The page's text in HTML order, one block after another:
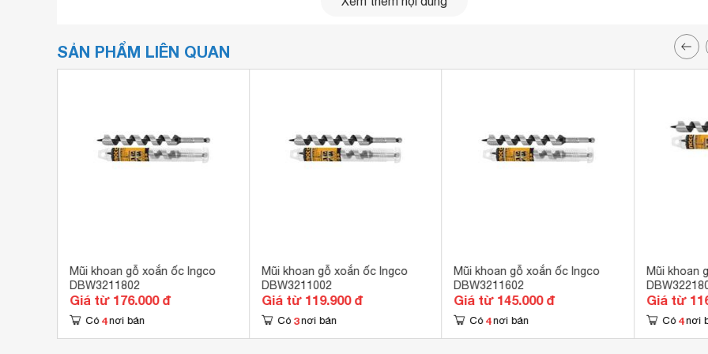
SẢN PHẨM LIÊN QUAN
Mũi khoan gỗ xoắn ốc Ingco
DBW3211802
Giá từ 176.000 đ
Có 4 nơi bán
Mũi khoan gỗ xoắn ốc Ingco
DBW3211002
Giá từ 119.900 đ
Có 3 nơi bán
Mũi khoan gỗ xoắn ốc Ingco
DBW3211602
Giá từ 145.000 đ
Có 4 nơi bán
Mũi khoan
Giá từ
Có 4 nơi